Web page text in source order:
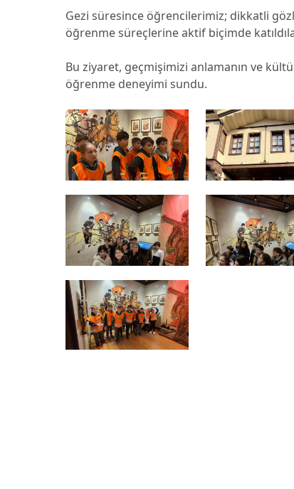
Gezi süresince öğrencilerimiz; dikkatli
öğrenme süreçlerine aktif biçimde
Bu ziyaret, geçmişimizi anlamanın ve
öğrenme deneyimi sundu.